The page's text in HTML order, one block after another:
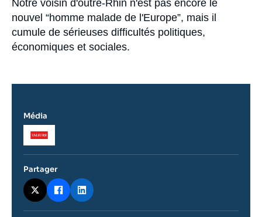
Accroche
Notre voisin d'outre-Rhin n'est pas encore le
nouvel “homme malade de l'Europe”, mais il
cumule de sérieuses difficultés politiques,
économiques et sociales.
Média
Logo
Partager